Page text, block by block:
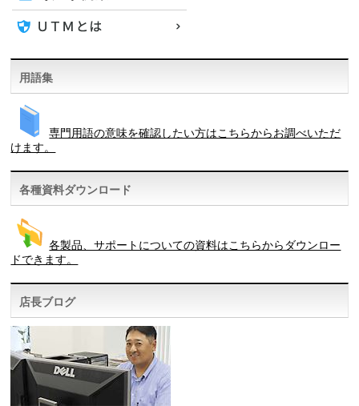
用語集
専門用語の意味を確認したい方はこちらからお調べいただ
けます。
各種資料ダウンロード
各製品、サポートについての資料はこちらからダウンロー
ドできます。
店長ブログ